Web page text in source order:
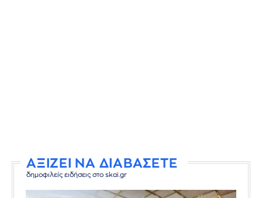
ΑΞΙΖΕΙ ΝΑ ΔΙΑΒΑΣΕΤΕ
δημοφιλείς ειδήσεις στο skai.gr